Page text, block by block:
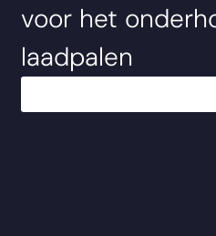
voor het
laadpalen